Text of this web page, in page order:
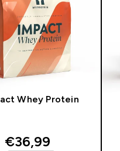
Whey Protein
discounted price
€36,99‎